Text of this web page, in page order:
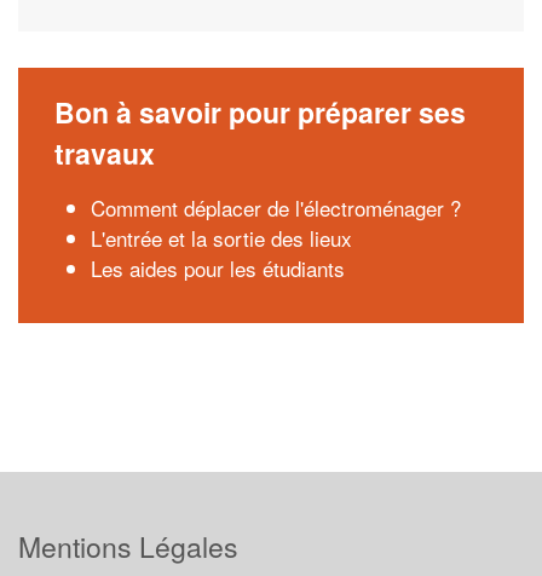
Bon à savoir pour préparer ses
travaux
Comment déplacer de l'électroménager ?
L'entrée et la sortie des lieux
Les aides pour les étudiants
Mentions Légales